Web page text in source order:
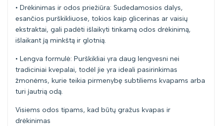
• Drėkinimas ir odos priežiūra: Sudedamosios dalys,
esančios purškikliuose, tokios kaip glicerinas ar vaisių
ekstraktai, gali padėti išlaikyti tinkamą odos drėkinimą,
išlaikant ją minkštą ir glotnią.
• Lengva formulė: Purškikliai yra daug lengvesni nei
tradiciniai kvepalai, todėl jie yra ideali pasirinkimas
žmonėms, kurie teikia pirmenybę subtiliems kvapams arba
turi jautrią odą.
Visiems odos tipams, kad būtų gražus kvapas ir
drėkinimas